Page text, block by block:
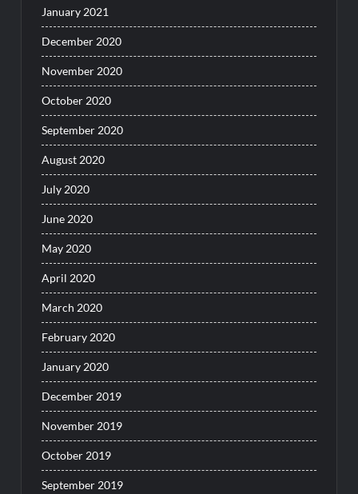
January 2021
December 2020
November 2020
October 2020
September 2020
August 2020
July 2020
June 2020
May 2020
April 2020
March 2020
February 2020
January 2020
December 2019
November 2019
October 2019
September 2019